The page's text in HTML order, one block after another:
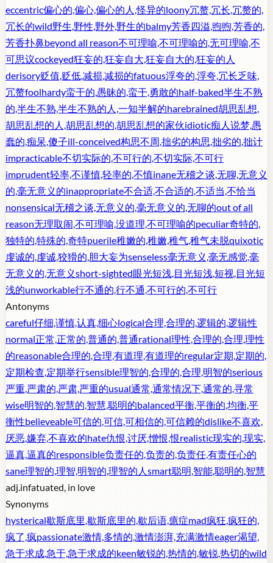
eccentric偏心的,偏心,偏心的人,怪异的loony冗赘,冗长,冗赘的,
冗长的wild野生,野性,野外,野生的balmy芳香四溢,煦煦,芳香的,
芳香扑鼻beyond all reason不可理喻,不可理喻的,无可理喻,不
可思议cockeyed狂妄的,狂妄自大,狂妄自大的,狂妄的人
derisory贬值,贬低,减损,减损的fatuous浮夸的,浮夸,冗长乏味,
冗赘foolhardy蛮干的,愚昧的,蛮干,勇敢的half-baked半生不熟
的,半生不熟,半生不熟的人,一知半解的harebrained胡思乱想,
胡思乱想的人,胡思乱想的,胡思乱想的家伙idiotic痴人说梦,愚
蠢的,痴呆,傻子ill-conceived构思不周,拙劣的构思,拙劣的,拙计
impracticable不切实际的,不可行的,不切实际,不可行
imprudent轻率,不谨慎,轻率的,不慎inane无稽之谈,无聊,无意义
的,毫无意义的inappropriate不合适,不合适的,不适当,不恰当
nonsensical无稽之谈,无意义的,毫无意义的,无聊的out of all
reason无理取闹,不可理喻,没道理,不可理喻的peculiar奇特的,
独特的,特殊的,奇特puerile稚嫩的,稚嫩,稚气,稚气未脱quixotic
虔诚的,虔诚,狡猾的,胆大妄为senseless毫无意义,毫无感觉,毫
无意义的,无意义short-sighted眼光短浅,目光短浅,短视,目光短
浅的unworkable行不通的,行不通,不可行的,不可行
Antonyms
careful仔细,谨慎,认真,细心logical合理,合理的,逻辑的,逻辑性
normal正常,正常的,普通的,普通rational理性,合理的,合理,理性
的reasonable合理的,合理,有道理,有道理的regular定期,定期的,
定期检查,定期举行sensible理智的,合理的,合理,明智的serious
严重,严肃的,严肃,严重的usual通常,通常情况下,通常的,寻常
wise明智的,智慧的,智慧,聪明的balanced平衡,平衡的,均衡,平
衡性believeable可信的,可信,可相信的,可信赖的dislike不喜欢,
厌恶,嫌弃,不喜欢的hate仇恨,讨厌,憎恨,恨realistic现实的,现实,
逼真,逼真的responsible负责任的,负责的,负责任,有责任心的
sane理智的,理智,明智的,理智的人 smart聪明,智能,聪明的,智慧
adj.infatuated, in love
Synonyms
hysterical歇斯底里,歇斯底里的,歇后语,癔症mad疯狂,疯狂的,
疯了,疯passionate激情,多情的,激情澎湃,充满激情eager渴望,
急于求成,急于,急于求成的keen敏锐的,热情的,敏锐,热切的wild